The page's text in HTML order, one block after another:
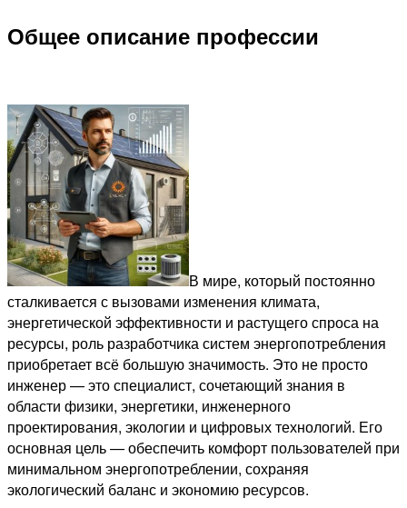
Общее описание профессии
В мире, который постоянно
сталкивается с вызовами изменения климата,
энергетической эффективности и растущего спроса на
ресурсы, роль разработчика систем энергопотребления
приобретает всё большую значимость. Это не просто
инженер — это специалист, сочетающий знания в
области физики, энергетики, инженерного
проектирования, экологии и цифровых технологий. Его
основная цель — обеспечить комфорт пользователей при
минимальном энергопотреблении, сохраняя
экологический баланс и экономию ресурсов.